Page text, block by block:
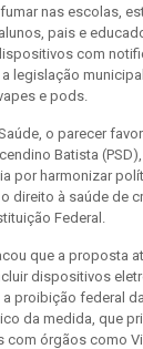
nas escolas,
pais e
com
a legislação
e pods.
o parecer
Batista
por harmonizar
direito à saúde de
Federal.
que a proposta
dispositivos
proibição federal
da medida, que
com órgãos como